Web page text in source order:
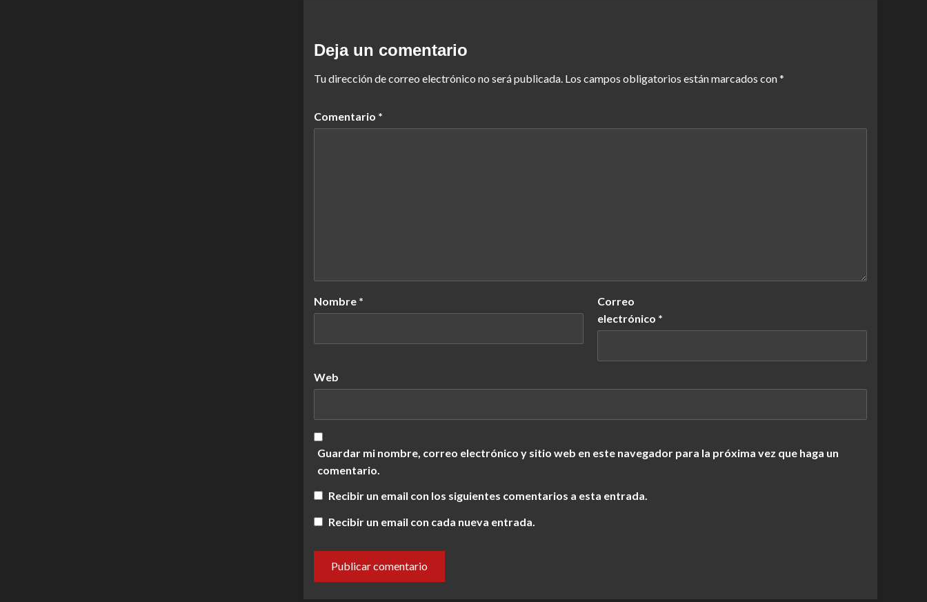
Deja un comentario
Tu dirección de correo electrónico no será publicada. Los campos obligatorios están marcados con*
Comentario *
Nombre *
Correo
electrónico *
Web
Guardar mi nombre, correo electrónico y sitio web en este navegador para la próxima vez que haga un
comentario.
Recibir un email con los siguientes comentarios a esta entrada.
Recibir un email con cada nueva entrada.